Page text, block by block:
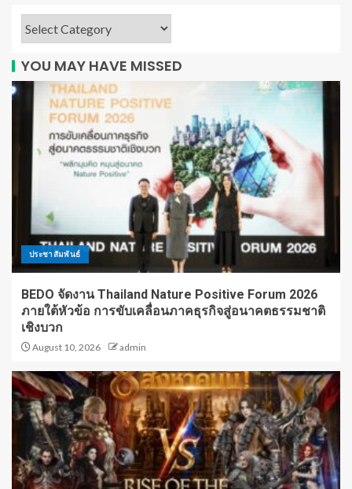
YOU MAY HAVE MISSED
ประชาสัมพันธ์
BEDO จัดงาน Thailand Nature Positive Forum 2026
ภายใต้หัวข้อ การขับเคลื่อนภาคธุรกิจสู่อนาคตธรรมชาติ
เชิงบวก
August 10, 2026 admin